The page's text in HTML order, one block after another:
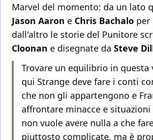
Marvel del momento: da un lato
Jason Aaron e Chris Bachalo per
dall'altro le storie del Punitore
Cloonan e disegnate da Steve
Trovare un equilibrio in questa
qui Strange deve fare i conti
che non gli appartengono e
affrontare minacce e situazioni
non vuole avere nulla a che
piuttosto complicate, ma è